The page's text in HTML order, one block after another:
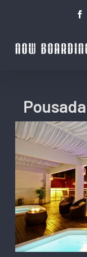
conteúdo